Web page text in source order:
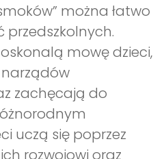
można łatwo
przedszkolnych.
mowę dzieci,
zachęcają do
uczą się poprzez
rozwojowi oraz